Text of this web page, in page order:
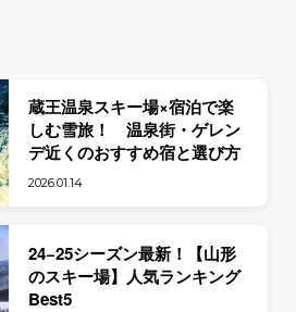
蔵王温泉スキー場×宿泊で楽
しむ雪旅！ 温泉街・ゲレン
デ近くのおすすめ宿と選び方
2026.01.14
24−25シーズン最新！【山形
のスキー場】人気ランキング
Best5